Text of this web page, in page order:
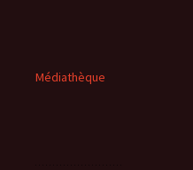
Médiathèque